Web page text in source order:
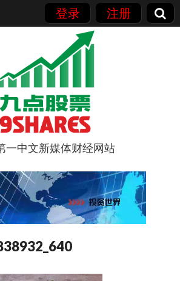
登录 注册
一中文新媒体财经网站